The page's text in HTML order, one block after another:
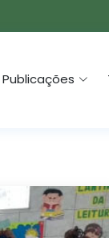
Publicações